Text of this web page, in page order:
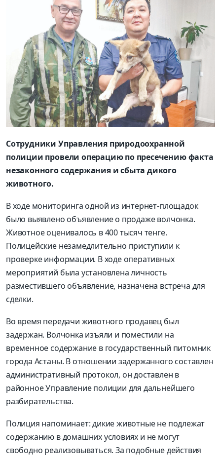
Сотрудники Управления природоохранной
полиции провели операцию по пресечению факта
незаконного содержания и сбыта дикого
животного.
В ходе мониторинга одной из интернет-площадок
было выявлено объявление о продаже волчонка.
Животное оценивалось в 400 тысяч тенге.
Полицейские незамедлительно приступили к
проверке информации. В ходе оперативных
мероприятий была установлена личность
разместившего объявление, назначена встреча для
сделки.
Во время передачи животного продавец был
задержан. Волчонка изъяли и поместили на
временное содержание в государственный питомник
города Астаны. В отношении задержанного составлен
административный протокол, он доставлен в
районное Управление полиции для дальнейшего
разбирательства.
Полиция напоминает: дикие животные не подлежат
содержанию в домашних условиях и не могут
свободно реализовываться. За подобные действия